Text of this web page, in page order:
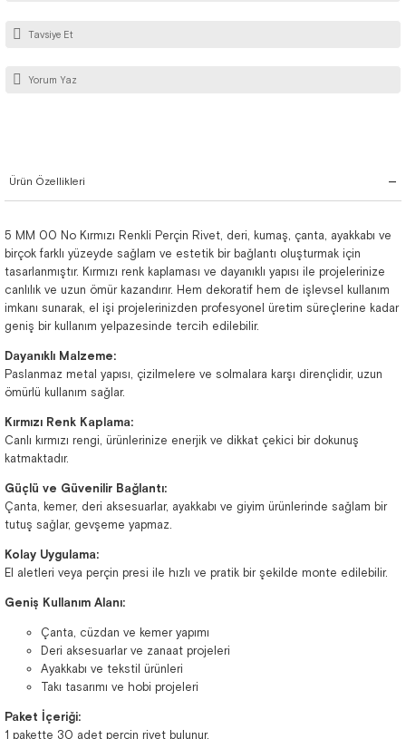
Tavsiye Et
Yorum Yaz
Ürün Özellikleri
5 MM 00 No Kırmızı Renkli Perçin Rivet, deri, kumaş, çanta, ayakkabı ve
birçok farklı yüzeyde sağlam ve estetik bir bağlantı oluşturmak için
tasarlanmıştır. Kırmızı renk kaplaması ve dayanıklı yapısı ile projelerinize
canlılık ve uzun ömür kazandırır. Hem dekoratif hem de işlevsel kullanım
imkanı sunarak, el işi projelerinizden profesyonel üretim süreçlerine kadar
geniş bir kullanım yelpazesinde tercih edilebilir.
Dayanıklı Malzeme:
Paslanmaz metal yapısı, çizilmelere ve solmalara karşı dirençlidir, uzun
ömürlü kullanım sağlar.
Kırmızı Renk Kaplama:
Canlı kırmızı rengi, ürünlerinize enerjik ve dikkat çekici bir dokunuş
katmaktadır.
Güçlü ve Güvenilir Bağlantı:
Çanta, kemer, deri aksesuarlar, ayakkabı ve giyim ürünlerinde sağlam bir
tutuş sağlar, gevşeme yapmaz.
Kolay Uygulama:
El aletleri veya perçin presi ile hızlı ve pratik bir şekilde monte edilebilir.
Geniş Kullanım Alanı:
Çanta, cüzdan ve kemer yapımı
Deri aksesuarlar ve zanaat projeleri
Ayakkabı ve tekstil ürünleri
Takı tasarımı ve hobi projeleri
Paket İçeriği:
1 pakette 30 adet perçin rivet bulunur.